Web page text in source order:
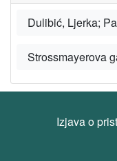
Izjava o